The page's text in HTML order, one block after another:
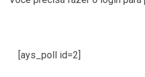
[ays_poll id=2]